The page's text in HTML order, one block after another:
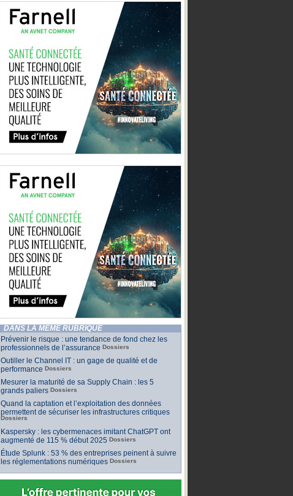
DANS LA MÊME RUBRIQUE
Prévenir le risque : une tendance de fond chez les
professionnels de l’assurance Dossiers
Outiller le Channel IT : un gage de qualité et de
performance Dossiers
Mesurer la maturité de sa Supply Chain : les 5
grands paliers Dossiers
Quand la captation et l’exploitation des données
permettent de sécuriser les infrastructures critiques
Dossiers
Kaspersky : les cybermenaces imitant ChatGPT ont
augmenté de 115 % début 2025 Dossiers
Étude Splunk : 53 % des entreprises peinent à suivre
les réglementations numériques Dossiers